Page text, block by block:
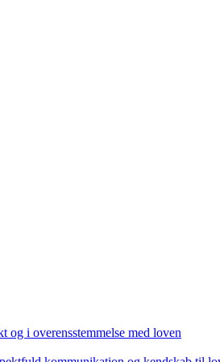
og i overensstemmelse med loven